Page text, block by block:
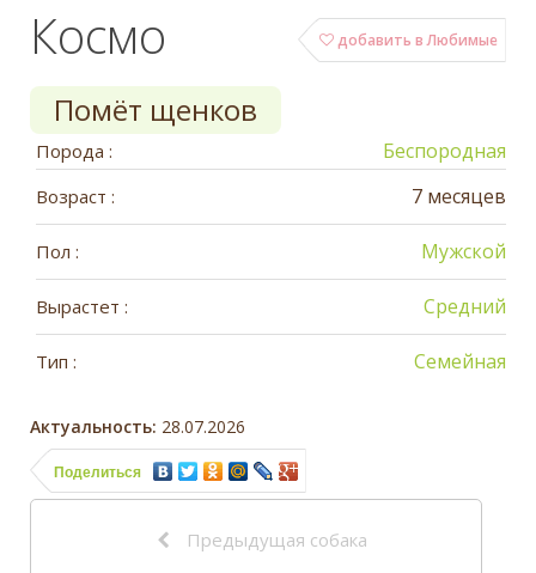
добавить в Любимые
Космо
Помёт щенков
Порода : Беспородная
Возраст : 7 месяцев
Пол : Мужской
Вырастет : Средний
Тип : Семейная
Актуальность: 28.07.2026
Поделиться
Предыдущая собака